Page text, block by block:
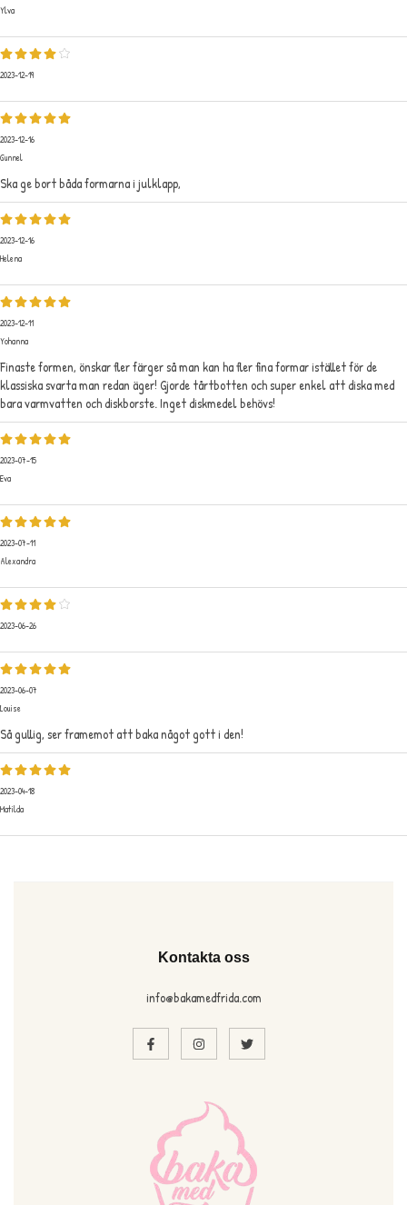
Ylva
2023-12-19
2023-12-16
Gunnel
Ska ge bort båda formarna i julklapp,
2023-12-16
Helena
2023-12-11
Yohanna
Finaste formen, önskar fler färger så man kan ha fler fina formar istället för de
klassiska svarta man redan äger! Gjorde tårtbotten och super enkel att diska med
bara varmvatten och diskborste. Inget diskmedel behövs!
2023-07-15
Eva
2023-07-11
Alexandra
2023-06-26
2023-06-07
Louise
Så gullig, ser framemot att baka något gott i den!
2023-04-18
Matilda
Kontakta oss
info@bakamedfrida.com